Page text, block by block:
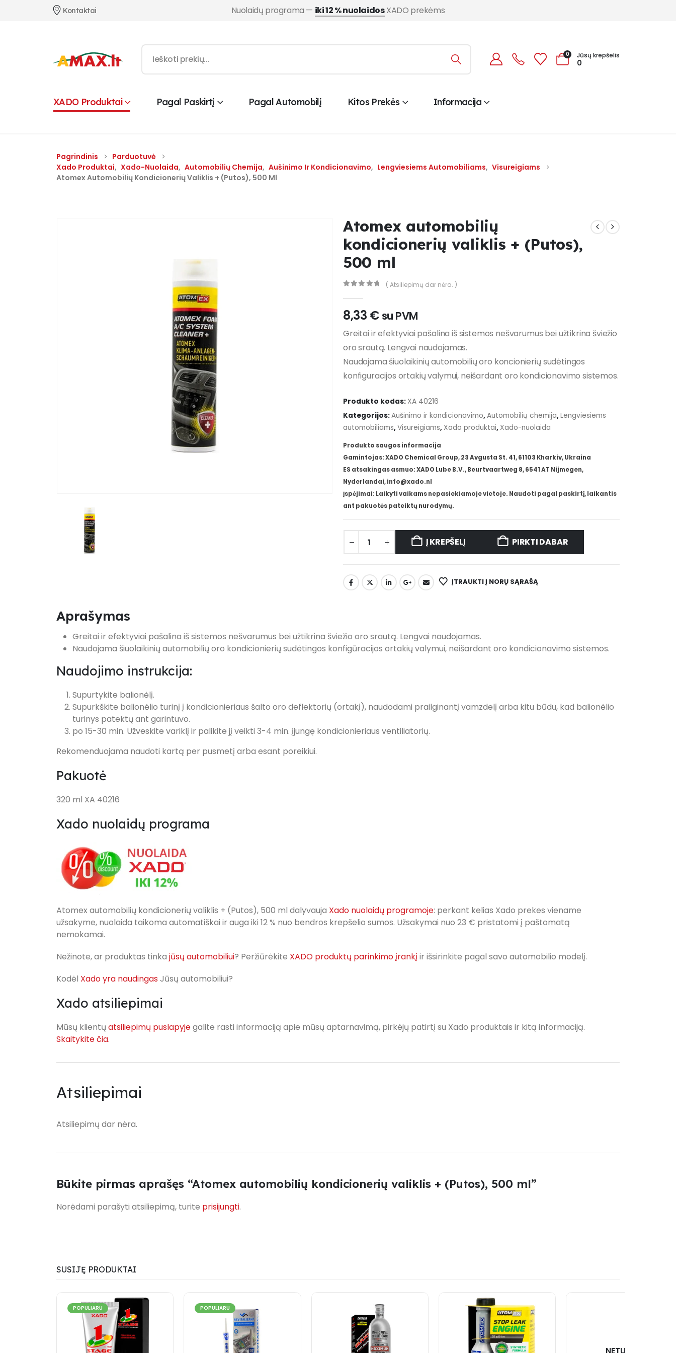
Kontaktai Nuolaidų programa — iki 12 % nuolaidosXADO prekėms
0 Jūsų krepšelis
0
XADO Produktai Pagal Paskirtį Pagal Automobilį Kitos Prekės Informacija
Pagrindinis
Parduotuvė
Xado Produktai, Xado-Nuolaida, Automobilių Chemija, Aušinimo Ir Kondicionavimo, Lengviesiems Automobiliams, Visureigiams
Atomex Automobilių Kondicionerių Valiklis + (Putos), 500 Ml
Atomex automobilių
kondicionerių valiklis + (Putos),
500 ml
( Atsiliepimų dar nėra. )
8,33 € su PVM
Greitai ir efektyviai pašalina iš sistemos nešvarumus bei užtikrina šviežio
oro srautą. Lengvai naudojamas.
Naudojama šiuolaikinių automobilių oro koncionierių sudėtingos
konfiguracijos ortakių valymui, neišardant oro kondicionavimo sistemos.
Produkto kodas: XA 40216
Kategorijos:Aušinimo ir kondicionavimo,Automobilių chemija,Lengviesiems
automobiliams,Visureigiams, Xado produktai, Xado-nuolaida
Produkto saugos informacija
Gamintojas: XADO Chemical Group, 23 Avgusta St. 41, 61103 Kharkiv, Ukraina
ES atsakingas asmuo: XADO Lube B.V., Beurtvaartweg 8, 6541 AT Nijmegen,
Nyderlandai, info@xado.nl
Įspėjimai: Laikyti vaikams nepasiekiamoje vietoje. Naudoti pagal paskirtį, laikantis
ant pakuotės pateiktų nurodymų.
Į KREPŠELĮ PIRKTI DABAR
ĮTRAUKTI Į NORŲ SĄRAŠĄ
Aprašymas
Greitai ir efektyviai pašalina iš sistemos nešvarumus bei užtikrina šviežio oro srautą. Lengvai naudojamas.
Naudojama šiuolaikinių automobilių oro kondicionierių sudėtingos konfigūracijos ortakių valymui, neišardant oro kondicionavimo sistemos.
Naudojimo instrukcija:
Supurtykite balionėlį.
Supurkškite balionėlio turinį į kondicionieriaus šalto oro deflektorių (ortakį), naudodami prailginantį vamzdelį arba kitu būdu, kad balionėlio
turinys patektų ant garintuvo.
po 15-30 min. Užveskite variklį ir palikite jį veikti 3-4 min. įjungę kondicionieriaus ventiliatorių.
Rekomenduojama naudoti kartą per pusmetį arba esant poreikiui.
Pakuotė
320 ml XA 40216
Xado nuolaidų programa
Atomex automobilių kondicionerių valiklis + (Putos), 500 ml dalyvauja Xado nuolaidų programoje: perkant kelias Xado prekes viename
užsakyme, nuolaida taikoma automatiškai ir auga iki 12 % nuo bendros krepšelio sumos. Užsakymai nuo 23 € pristatomi į paštomatą
nemokamai.
Nežinote, ar produktas tinka jūsų automobiliui? Peržiūrėkite XADO produktų parinkimo įrankį ir išsirinkite pagal savo automobilio modelį.
Kodėl Xado yra naudingasJūsų automobiliui?
Xado atsiliepimai
Mūsų klientų atsiliepimų puslapyjegalite rasti informaciją apie mūsų aptarnavimą, pirkėjų patirtį su Xado produktais ir kitą informaciją.
Skaitykite čia.
Atsiliepimai
Atsiliepimų dar nėra.
Būkite pirmas aprašęs “Atomex automobilių kondicionerių valiklis + (Putos), 500 ml”
Norėdami parašyti atsiliepimą, turite prisijungti.
SUSIJĘ PRODUKTAI
POPULIARU POPULIARU
NETURIME